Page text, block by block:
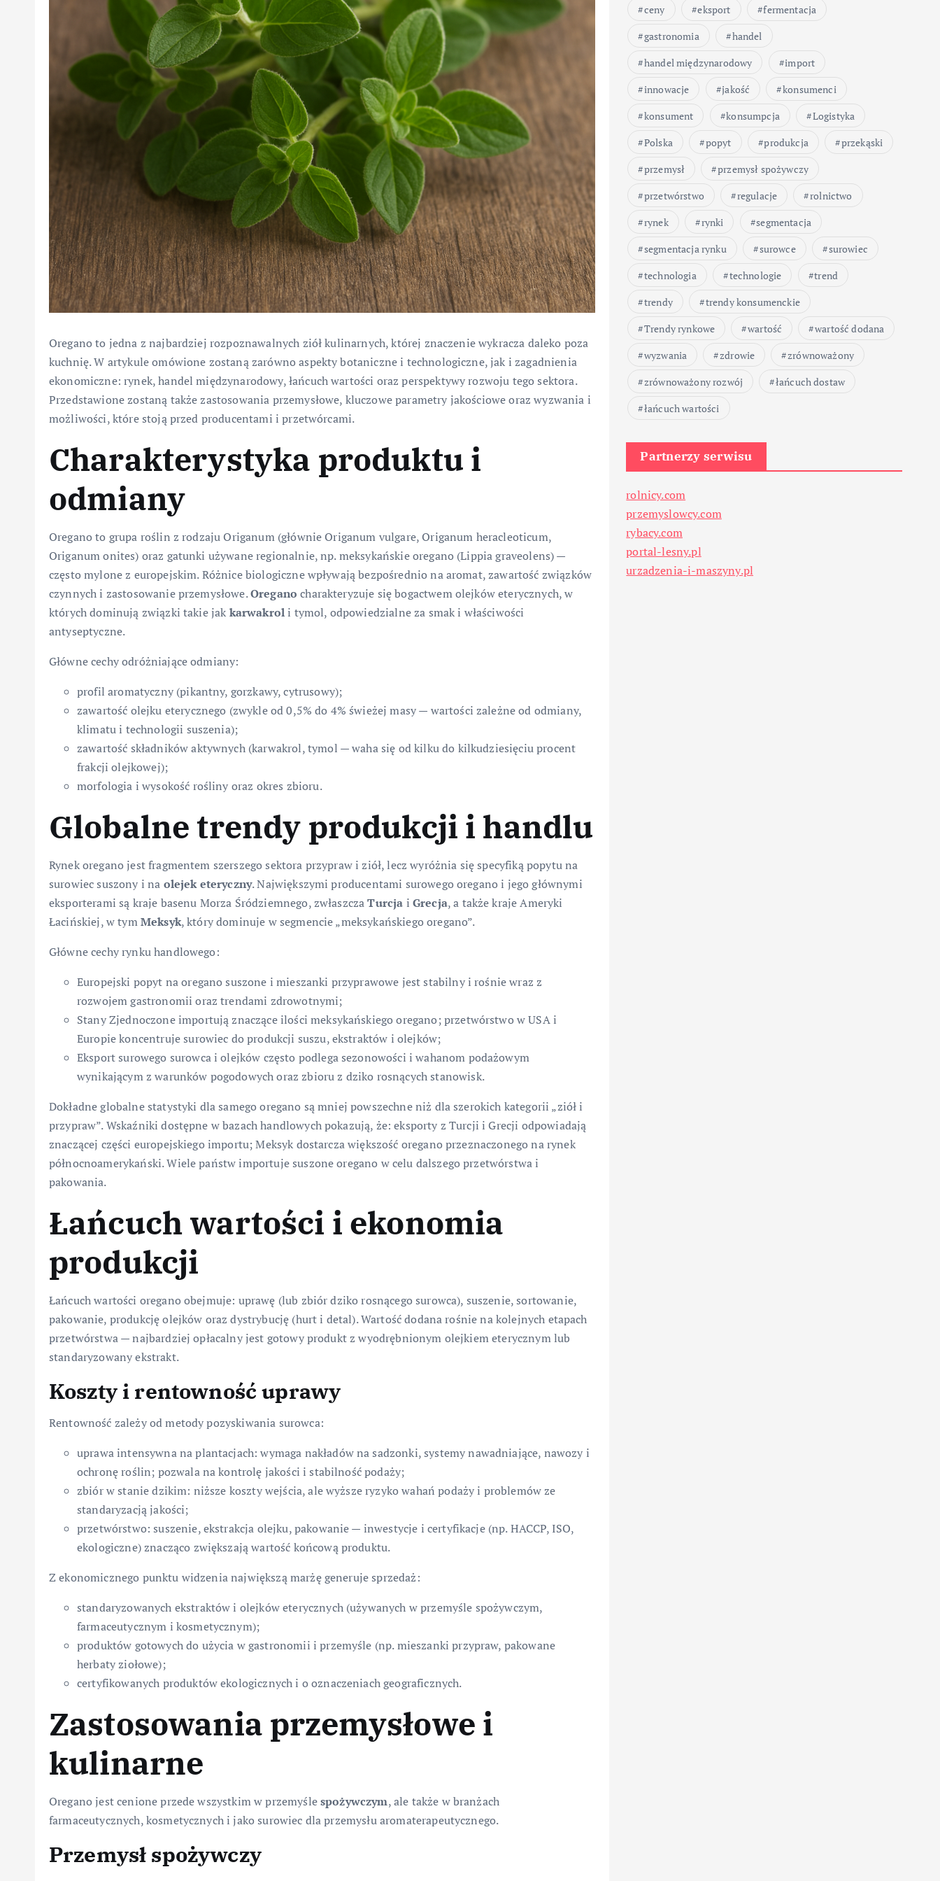
Oregano to jedna z najbardziej rozpoznawalnych ziół kulinarnych, której znaczenie wykracza daleko poza
kuchnię. W artykule omówione zostaną zarówno aspekty botaniczne i technologiczne, jak i zagadnienia
ekonomiczne: rynek, handel międzynarodowy, łańcuch wartości oraz perspektywy rozwoju tego sektora.
Przedstawione zostaną także zastosowania przemysłowe, kluczowe parametry jakościowe oraz wyzwania i
możliwości, które stoją przed producentami i przetwórcami.
Charakterystyka produktu i
odmiany
Oregano to grupa roślin z rodzaju Origanum (głównie Origanum vulgare, Origanum heracleoticum,
Origanum onites) oraz gatunki używane regionalnie, np. meksykańskie oregano (Lippia graveolens) —
często mylone z europejskim. Różnice biologiczne wpływają bezpośrednio na aromat, zawartość związków
czynnych i zastosowanie przemysłowe.Oregano charakteryzuje się bogactwem olejków eterycznych, w
których dominują związki takie jak karwakroli tymol, odpowiedzialne za smak i właściwości
antyseptyczne.
Główne cechy odróżniające odmiany:
profil aromatyczny (pikantny, gorzkawy, cytrusowy);
zawartość olejku eterycznego (zwykle od 0,5% do 4% świeżej masy — wartości zależne od odmiany,
klimatu i technologii suszenia);
zawartość składników aktywnych (karwakrol, tymol — waha się od kilku do kilkudziesięciu procent
frakcji olejkowej);
morfologia i wysokość rośliny oraz okres zbioru.
Globalne trendy produkcji i handlu
Rynek oregano jest fragmentem szerszego sektora przypraw i ziół, lecz wyróżnia się specyfiką popytu na
surowiec suszony i na olejek eteryczny. Największymi producentami surowego oregano i jego głównymi
eksporterami są kraje basenu Morza Śródziemnego, zwłaszczaTurcja i Grecja, a także kraje Ameryki
Łacińskiej, w tymMeksyk, który dominuje w segmencie „meksykańskiego oregano”.
Główne cechy rynku handlowego:
Europejski popyt na oregano suszone i mieszanki przyprawowe jest stabilny i rośnie wraz z
rozwojem gastronomii oraz trendami zdrowotnymi;
Stany Zjednoczone importują znaczące ilości meksykańskiego oregano; przetwórstwo w USA i
Europie koncentruje surowiec do produkcji suszu, ekstraktów i olejków;
Eksport surowego surowca i olejków często podlega sezonowości i wahanom podażowym
wynikającym z warunków pogodowych oraz zbioru z dziko rosnących stanowisk.
Dokładne globalne statystyki dla samego oregano są mniej powszechne niż dla szerokich kategorii „ziół i
przypraw”. Wskaźniki dostępne w bazach handlowych pokazują, że: eksporty z Turcji i Grecji odpowiadają
znaczącej części europejskiego importu; Meksyk dostarcza większość oregano przeznaczonego na rynek
północnoamerykański. Wiele państw importuje suszone oregano w celu dalszego przetwórstwa i
pakowania.
Łańcuch wartości i ekonomia
produkcji
Łańcuch wartości oregano obejmuje: uprawę (lub zbiór dziko rosnącego surowca), suszenie, sortowanie,
pakowanie, produkcję olejków oraz dystrybucję (hurt i detal). Wartość dodana rośnie na kolejnych etapach
przetwórstwa — najbardziej opłacalny jest gotowy produkt z wyodrębnionym olejkiem eterycznym lub
standaryzowany ekstrakt.
Koszty i rentowność uprawy
Rentowność zależy od metody pozyskiwania surowca:
uprawa intensywna na plantacjach: wymaga nakładów na sadzonki, systemy nawadniające, nawozy i
ochronę roślin; pozwala na kontrolę jakości i stabilność podaży;
zbiór w stanie dzikim: niższe koszty wejścia, ale wyższe ryzyko wahań podaży i problemów ze
standaryzacją jakości;
przetwórstwo: suszenie, ekstrakcja olejku, pakowanie — inwestycje i certyfikacje (np. HACCP, ISO,
ekologiczne) znacząco zwiększają wartość końcową produktu.
Z ekonomicznego punktu widzenia największą marżę generuje sprzedaż:
standaryzowanych ekstraktów i olejków eterycznych (używanych w przemyśle spożywczym,
farmaceutycznym i kosmetycznym);
produktów gotowych do użycia w gastronomii i przemyśle (np. mieszanki przypraw, pakowane
herbaty ziołowe);
certyfikowanych produktów ekologicznych i o oznaczeniach geograficznych.
Zastosowania przemysłowe i
kulinarne
Oregano jest cenione przede wszystkim w przemyślespożywczym, ale także w branżach
farmaceutycznych, kosmetycznych i jako surowiec dla przemysłu aromaterapeutycznego.
Przemysł spożywczy
ceny eksport
fermentacja
gastronomia
handel
handel międzynarodowy
import
innowacje
jakość
konsumenci
konsument
konsumpcja
Logistyka
Polska
popyt produkcja
przekąski
przemysł
przemysł spożywczy
przetwórstwo
regulacje
rolnictwo
rynek
rynki
segmentacja
segmentacja rynku
surowce
surowiec
technologia
technologie
trend
trendy
trendy konsumenckie
Trendy rynkowe
wartość
wartość dodana
wyzwania
zdrowie
zrównoważony
zrównoważony rozwój
łańcuch dostaw
łańcuch wartości
Partnerzy serwisu
rolnicy.com
przemyslowcy.com
rybacy.com
portal-lesny.pl
urzadzenia-i-maszyny.pl